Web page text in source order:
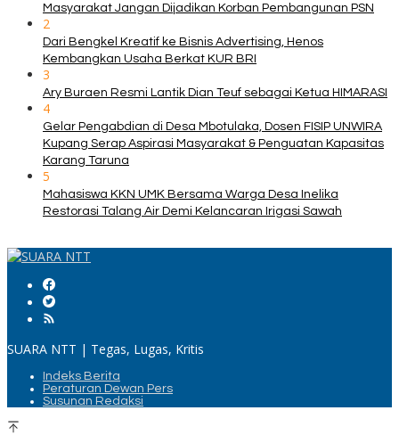
Masyarakat Jangan Dijadikan Korban Pembangunan PSN
2
Dari Bengkel Kreatif ke Bisnis Advertising, Henos
Kembangkan Usaha Berkat KUR BRI
3
Ary Buraen Resmi Lantik Dian Teuf sebagai Ketua HIMARASI
4
Gelar Pengabdian di Desa Mbotulaka, Dosen FISIP UNWIRA
Kupang Serap Aspirasi Masyarakat & Penguatan Kapasitas
Karang Taruna
5
Mahasiswa KKN UMK Bersama Warga Desa Inelika
Restorasi Talang Air Demi Kelancaran Irigasi Sawah
SUARA NTT | Tegas, Lugas, Kritis
Indeks Berita
Peraturan Dewan Pers
Susunan Redaksi